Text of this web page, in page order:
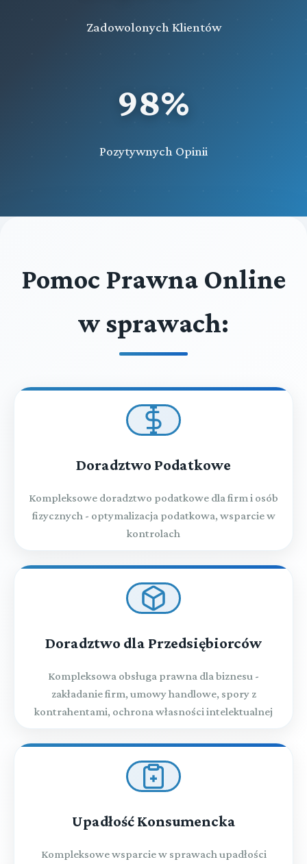
Zadowolonych Klientów
98%
Pozytywnych Opinii
Pomoc Prawna Online
w sprawach:
Doradztwo Podatkowe
Kompleksowe doradztwo podatkowe dla firm i osób
fizycznych - optymalizacja podatkowa, wsparcie w
kontrolach
Doradztwo dla Przedsiębiorców
Kompleksowa obsługa prawna dla biznesu -
zakładanie firm, umowy handlowe, spory z
kontrahentami, ochrona własności intelektualnej
Upadłość Konsumencka
Kompleksowe wsparcie w sprawach upadłości